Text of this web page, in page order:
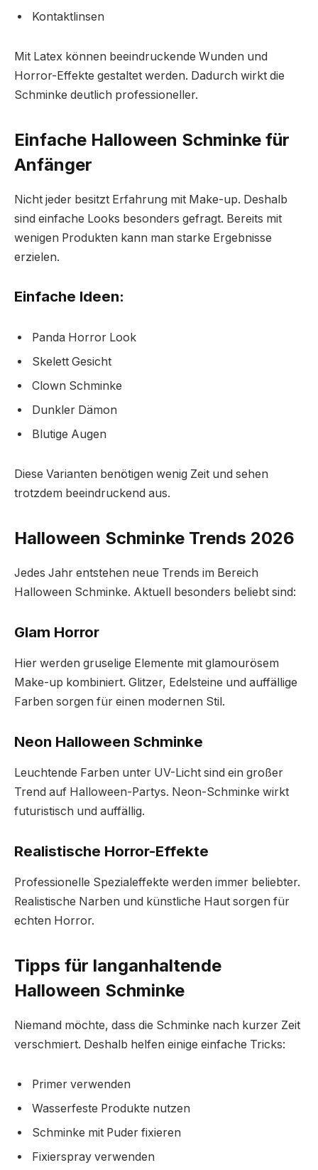
Kontaktlinsen
Mit Latex können beeindruckende Wunden und
Horror-Effekte gestaltet werden. Dadurch wirkt die
Schminke deutlich professioneller.
Einfache Halloween Schminke für
Anfänger
Nicht jeder besitzt Erfahrung mit Make-up. Deshalb
sind einfache Looks besonders gefragt. Bereits mit
wenigen Produkten kann man starke Ergebnisse
erzielen.
Einfache Ideen:
Panda Horror Look
Skelett Gesicht
Clown Schminke
Dunkler Dämon
Blutige Augen
Diese Varianten benötigen wenig Zeit und sehen
trotzdem beeindruckend aus.
Halloween Schminke Trends 2026
Jedes Jahr entstehen neue Trends im Bereich
Halloween Schminke. Aktuell besonders beliebt sind:
Glam Horror
Hier werden gruselige Elemente mit glamourösem
Make-up kombiniert. Glitzer, Edelsteine und auffällige
Farben sorgen für einen modernen Stil.
Neon Halloween Schminke
Leuchtende Farben unter UV-Licht sind ein großer
Trend auf Halloween-Partys. Neon-Schminke wirkt
futuristisch und auffällig.
Realistische Horror-Effekte
Professionelle Spezialeffekte werden immer beliebter.
Realistische Narben und künstliche Haut sorgen für
echten Horror.
Tipps für langanhaltende
Halloween Schminke
Niemand möchte, dass die Schminke nach kurzer Zeit
verschmiert. Deshalb helfen einige einfache Tricks:
Primer verwenden
Wasserfeste Produkte nutzen
Schminke mit Puder fixieren
Fixierspray verwenden